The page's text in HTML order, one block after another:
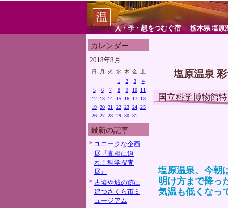
人・季・想をつむぐ宿 ― 栃木県 塩原
カレンダー
2018年8月
日 月 火 水 木 金
土
1
2 3
4
5
6 7 8 9 10
11
12
13 14 15 16 17
18
19 20 21 22 23 24 25
26 27 28 29 30 31
最新の記事
ユニークな企画
展『真相に迫
れ！科学捜査
展』
古墳や城の跡に
建つさくら市ミ
ュージアム
塩原温泉
国立科学博物館
塩原温泉、今朝
明け方まで降っ
気温も低くなっ